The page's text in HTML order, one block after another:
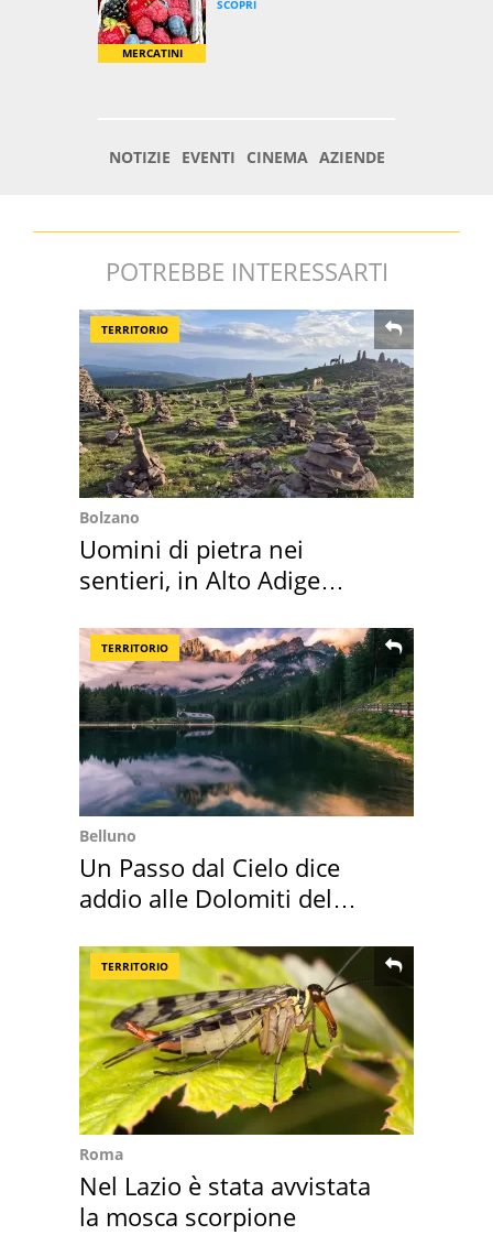
POTREBBE INTERESSARTI
TERRITORIO
Bolzano
Uomini di pietra nei
sentieri, in Alto Adige
TERRITORIO
Belluno
Un Passo dal Cielo dice
addio alle Dolomiti del
TERRITORIO
Roma
Nel Lazio è stata avvistata
la mosca scorpione